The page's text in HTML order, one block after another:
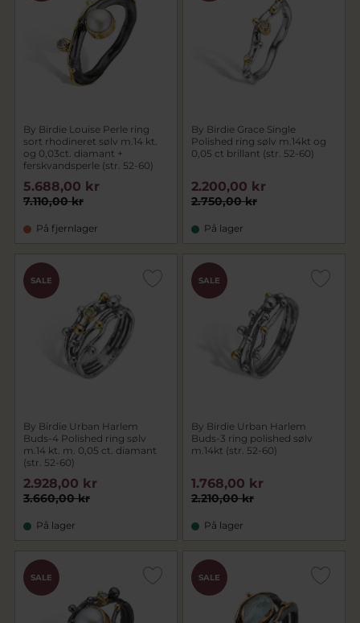
By Birdie Louise Perle ring
sort rhodineret sølv m.14 kt.
og 0,03ct. diamant +
ferskvandsperle (str. 52-60)
7.110,00 kr
5.688,00 kr
På fjernlager
By Birdie Grace Single
Polished ring sølv m.14kt og
0,05 ct brillant (str. 52-60)
2.750,00 kr
2.200,00 kr
På lager
SALE
By Birdie Urban Harlem
Buds-4 Polished ring sølv
m.14 kt. m. 0,05 ct. diamant
(str. 52-60)
3.660,00 kr
2.928,00 kr
På lager
SALE
By Birdie Urban Harlem
Buds-3 ring polished sølv
m.14kt (str. 52-60)
2.210,00 kr
1.768,00 kr
På lager
SALE SALE